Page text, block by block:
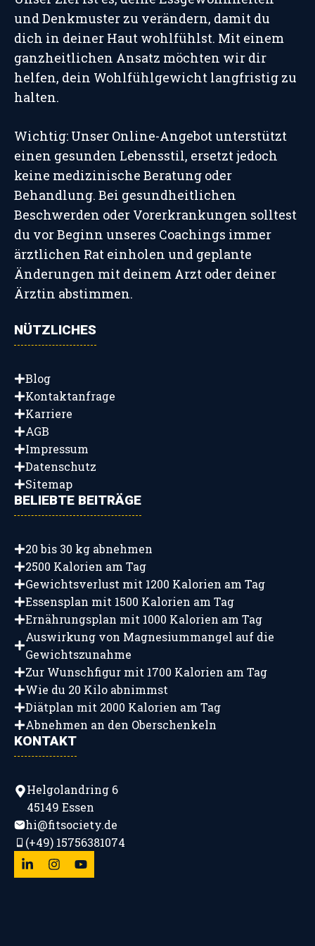
und Denkmuster zu verändern, damit du
dich in deiner Haut wohlfühlst. Mit einem
ganzheitlichen Ansatz möchten wir dir
helfen, dein Wohlfühlgewicht langfristig zu
halten.
Wichtig: Unser Online-Angebot unterstützt
einen gesunden Lebensstil, ersetzt jedoch
keine medizinische Beratung oder
Behandlung. Bei gesundheitlichen
Beschwerden oder Vorerkrankungen solltest
du vor Beginn unseres Coachings immer
ärztlichen Rat einholen und geplante
Änderungen mit deinem Arzt oder deiner
Ärztin abstimmen.
NÜTZLICHES
Blog
Kontaktanfrage
Karriere
AGB
Impressum
Datenschutz
Sitemap
BELIEBTE BEITRÄGE
20 bis 30 kg abnehmen
2500 Kalorien am Tag
Gewichtsverlust mit 1200 Kalorien am Tag
Essensplan mit 1500 Kalorien am Tag
Ernährungsplan mit 1000 Kalorien am Tag
Auswirkung von Magnesiummangel auf die
Gewichtszunahme
Zur Wunschfigur mit 1700 Kalorien am Tag
Wie du 20 Kilo abnimmst
Diätplan mit 2000 Kalorien am Tag
Abnehmen an den Oberschenkeln
KONTAKT
Helgolandring 6
45149 Essen
hi@fitsociety.de
(+49) 15756381074